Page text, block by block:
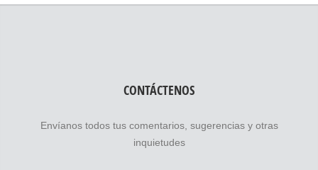
CONTÁCTENOS
Envíanos todos tus comentarios, sugerencias y otras
inquietudes